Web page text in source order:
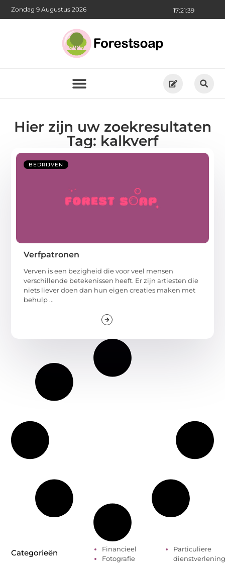
17:21:40
Zondag 9 Augustus 2026
Hier zijn uw zoekresultaten
Tag: kalkverf
BEDRIJVEN
Verfpatronen
Verven is een bezigheid die voor veel mensen
verschillende betekenissen heeft. Er zijn artiesten die
niets liever doen dan hun eigen creaties maken met
behulp ...
Categorieën
Financieel
Fotografie
Particuliere
dienstverlening